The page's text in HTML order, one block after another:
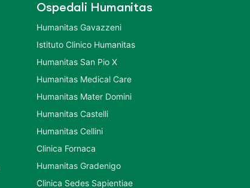
Ospedali Humanitas
Humanitas Gavazzeni
Istituto Clinico Humanitas
Humanitas San Pio X
Humanitas Medical Care
Humanitas Mater Domini
Humanitas Castelli
Humanitas Cellini
Clinica Fornaca
Humanitas Gradenigo
Clinica Sedes Sapientiae